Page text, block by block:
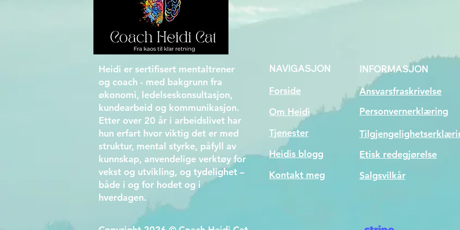
Heidi er sertifisert mentaltrener
og coach - med bakgrunn fra
økonomi, ledelseskonsultasjon,
kundearbeid og kommunikasjon.
Etter over 20 år i arbeidslivet har
hun erfart hvor viktig det er med
struktur, mental styrke, påfyll av
kunnskap, anvendelige verktøy for
vekst og utvikling, og tydelighet –
både i og for hodet og i
hverdagen.
NAVIGASJON
Forside
Om Heidi
Tjenester
Heidis blogg
Kontakt meg
INFORMASJON
Ansvarsfraskrivelse
Personvernerklæring
Etisk redegjørelse
Salgsvilkår